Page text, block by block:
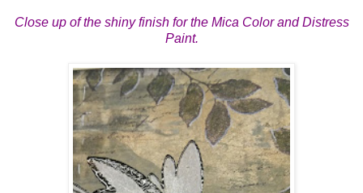
Close up of the shiny finish for the Mica Color and Distress
Paint.